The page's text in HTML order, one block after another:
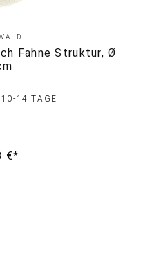
Fahne Struktur, Ø
14 TAGE
€*